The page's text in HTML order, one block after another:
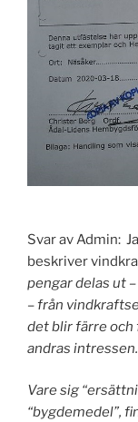
Svar av Admin:
beskriver
pengar delas ut
– från
det blir färre och
andras intressen.
Vare sig
“bygdemedel”,